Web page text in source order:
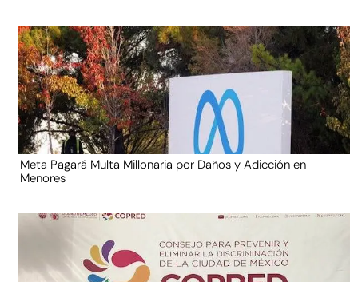
Meta Pagará Multa Millonaria por Daños y Adicción en
Menores